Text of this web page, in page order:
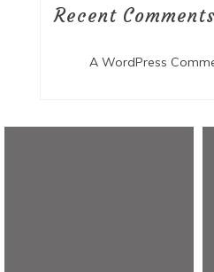
Recent Comments
A WordPress